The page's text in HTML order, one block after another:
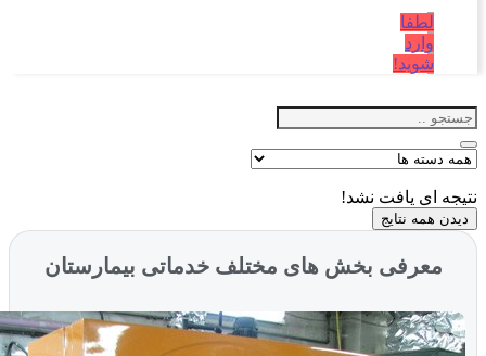
شوید!
ای یافت نشد!
همه نتایج
معرفی بخش های مختلف خدماتی بیمارستان